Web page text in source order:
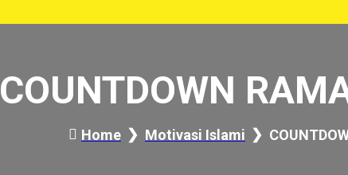
COUNTDOWN
Home Motivasi Islami